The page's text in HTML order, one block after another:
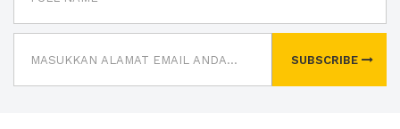
SUBSCRIBE